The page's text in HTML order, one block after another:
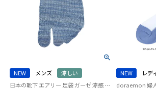
NEW メンズ
涼しい
日本の靴下 エアリー 足袋 ガーゼ 涼感 紳士 靴下 男性 ナイガイ コンフォート
NEW
レデ
doraemon 婦